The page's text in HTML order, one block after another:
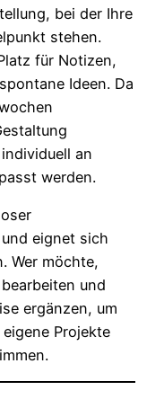
bei der Ihre
stehen.
für Notizen,
Ideen. Da
an
werden.
eignet sich
Wer möchte,
und
ergänzen, um
Projekte